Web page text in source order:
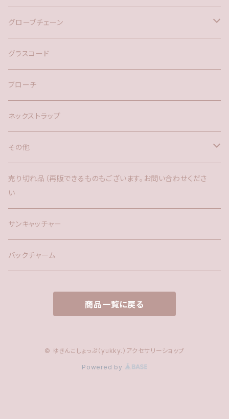
バックチャーム
ネックレス
グローブチェーン
バックチャーム
グラスコード
ブローチ
ネックストラップ
その他
バックチャーム
時計
サンキャッチャー
売り切れ品（再販できるものもございます。お問い合わせくださ
い
サンキャッチャー
バックチャーム
商品一覧に戻る
© ゆきんこしょっぷ（yukky.）アクセサリーショップ
Powered by